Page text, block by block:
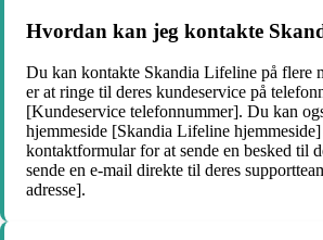
Hvordan kan jeg kontakte
Du kan kontakte Skandia Lifeline på flere
er at ringe til deres kundeservice på
[Kundeservice telefonnummer]. Du kan
hjemmeside [Skandia Lifeline
kontaktformular for at sende en besked til
sende en e-mail direkte til deres
adresse].